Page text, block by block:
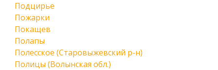
Подцирье
Пожарки
Покащев
Полапы
Полесское (Старовыжевский р-н)
Полицы (Волынская обл.)